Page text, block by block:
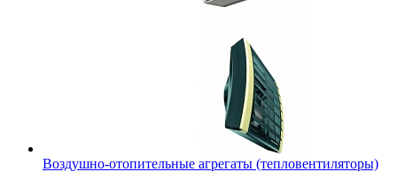
Воздушно-отопительные агрегаты (тепловентиляторы)